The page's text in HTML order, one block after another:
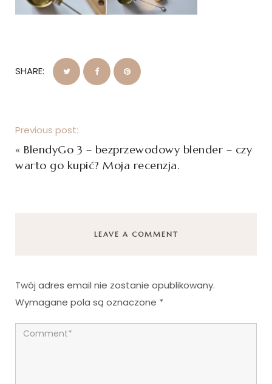
SHARE:
Previous post:
« BlendyGo 3 – bezprzewodowy blender – czy
warto go kupić? Moja recenzja.
LEAVE A COMMENT
Twój adres email nie zostanie opublikowany.
Wymagane pola są oznaczone *